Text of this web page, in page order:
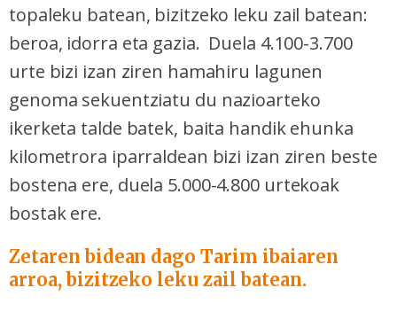
topaleku batean, bizitzeko leku zail batean:
beroa, idorra eta gazia. Duela 4.100-3.700
urte bizi izan ziren hamahiru lagunen
genoma sekuentziatu du nazioarteko
ikerketa talde batek, baita handik ehunka
kilometrora iparraldean bizi izan ziren beste
bostena ere, duela 5.000-4.800 urtekoak
bostak ere.
Zetaren bidean dago Tarim ibaiaren
arroa, bizitzeko leku zail batean.